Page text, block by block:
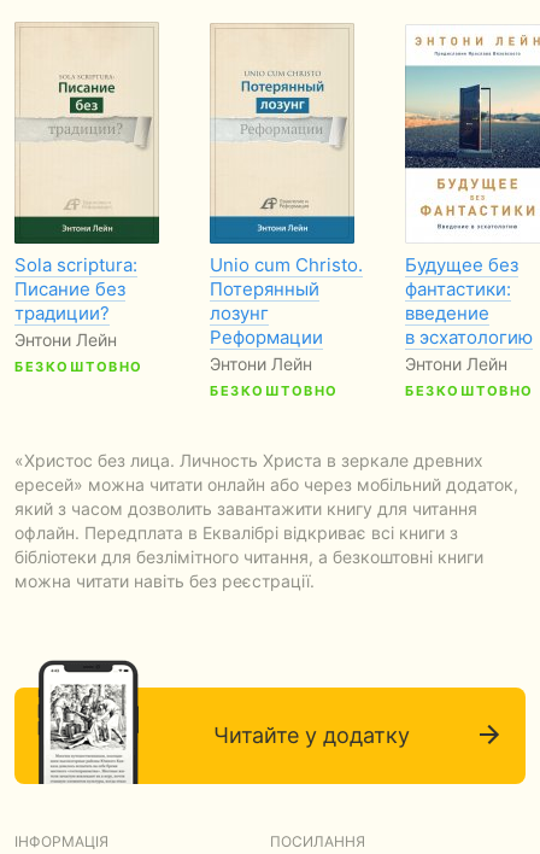
Sola scriptura:
Писание без
традиции?
Энтони Лейн
БЕЗКОШТОВНО
Unio cum Christo.
Потерянный
лозунг
Реформации
Энтони Лейн
БЕЗКОШТОВНО
Будущее без
фантастики:
введение
в эсхатологию
Энтони Лейн
БЕЗКОШТОВНО
«Христос без лица. Личность Христа в зеркале древних
ересей» можна читати онлайн або через мобільний додаток,
який з часом дозволить завантажити книгу для читання
офлайн. Передплата в Еквалібрі відкриває всі книги з
бібліотеки для безлімітного читання, а безкоштовні книги
можна читати навіть без реєстрації.
Читайте у додатку
ІНФОРМАЦІЯ ПОСИЛАННЯ